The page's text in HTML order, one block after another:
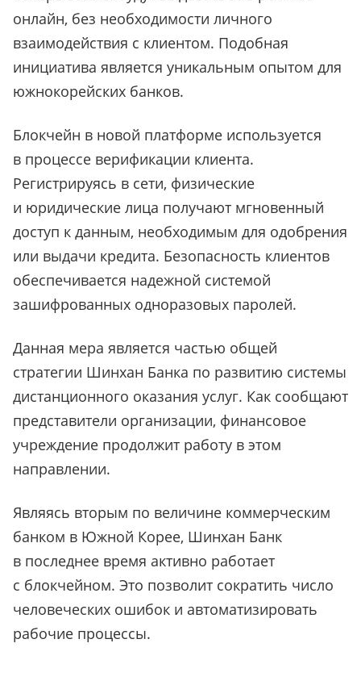
онлайн, без необходимости личного
взаимодействия с клиентом. Подобная
инициатива является уникальным опытом для
южнокорейских банков.
Блокчейн в новой платформе используется
в процессе верификации клиента.
Регистрируясь в сети, физические
и юридические лица получают мгновенный
доступ к данным, необходимым для одобрения
или выдачи кредита. Безопасность клиентов
обеспечивается надежной системой
зашифрованных одноразовых паролей.
Данная мера является частью общей
стратегии Шинхан Банка по развитию системы
дистанционного оказания услуг. Как сообщают
представители организации, финансовое
учреждение продолжит работу в этом
направлении.
Являясь вторым по величине коммерческим
банком в Южной Корее, Шинхан Банк
в последнее время активно работает
с блокчейном. Это позволит сократить число
человеческих ошибок и автоматизировать
рабочие процессы.